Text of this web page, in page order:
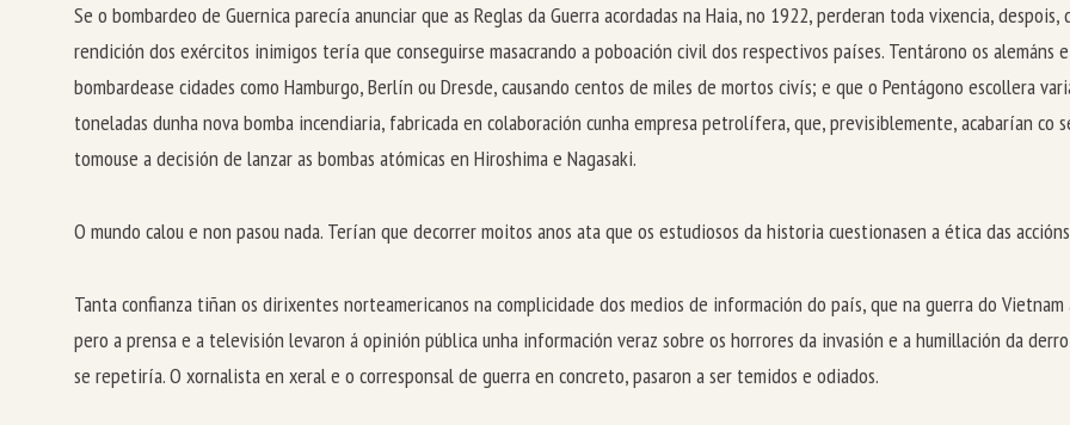
Se o bombardeo de Guernica parecía anunciar que as Reglas da Guerra acordadas na Haia, no 1922, perderan toda vixencia,
rendición dos exércitos inimigos tería que conseguirse masacrando a poboación civil dos respectivos países. Tentárono os alemáns
bombardease cidades como Hamburgo, Berlín ou Dresde, causando centos de miles de mortos civís; e que o Pentágono escollera
toneladas dunha nova bomba incendiaria, fabricada en colaboración cunha empresa petrolífera, que, previsiblemente, acabarían co
tomouse a decisión de lanzar as bombas atómicas en Hiroshima e Nagasaki.
O mundo calou e non pasou nada. Terían que decorrer moitos anos ata que os estudiosos da historia cuestionasen a ética das
Tanta confianza tiñan os dirixentes norteamericanos na complicidade dos medios de información do país, que na guerra do
pero a prensa e a televisión levaron á opinión pública unha información veraz sobre os horrores da invasión e a humillación da
se repetiría. O xornalista en xeral e o corresponsal de guerra en concreto, pasaron a ser temidos e odiados.